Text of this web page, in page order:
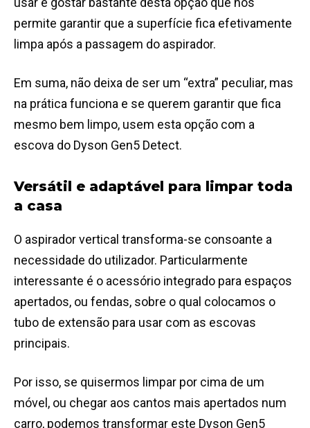
permite garantir que a superfície fica efetivamente
limpa após a passagem do aspirador.
Em suma, não deixa de ser um “extra” peculiar, mas
na prática funciona e se querem garantir que fica
mesmo bem limpo, usem esta opção com a
escova do Dyson Gen5 Detect.
Versátil e adaptável para limpar toda
a casa
O aspirador vertical transforma-se consoante a
necessidade do utilizador. Particularmente
interessante é o acessório integrado para espaços
apertados, ou fendas, sobre o qual colocamos o
tubo de extensão para usar com as escovas
principais.
Por isso, se quisermos limpar por cima de um
móvel, ou chegar aos cantos mais apertados num
carro, podemos transformar este Dyson Gen5